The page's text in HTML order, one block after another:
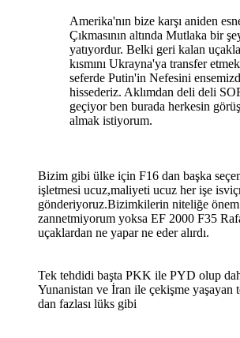
Amerika'nın bize karşı aniden
Çıkmasının altında Mutlaka bir
yatıyordur. Belki geri kalan
kısmını Ukrayna'ya transfer
seferde Putin'in Nefesini
hissederiz. Aklımdan deli deli
geçiyor ben burada herkesin
almak istiyorum.
Bizim gibi ülke için F16 dan başka
işletmesi ucuz,maliyeti ucuz her işe
gönderiyoruz.Bizimkilerin niteliğe
zannetmiyorum yoksa EF 2000 F35
uçaklardan ne yapar ne eder alırdı.
Tek tehdidi başta PKK ile PYD olup
Yunanistan ve İran ile çekişme yaşayan
dan fazlası lüks gibi